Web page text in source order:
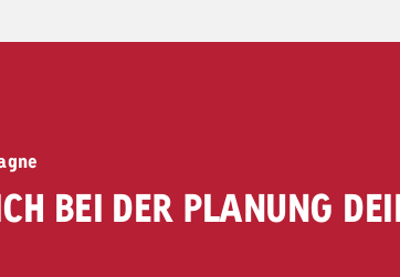
BEI DER PLANUNG